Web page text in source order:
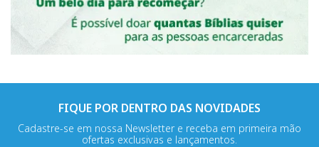
FIQUE POR DENTRO DAS NOVIDADES
Cadastre-se em nossa Newsletter e receba em primeira mão
ofertas exclusivas e lançamentos.